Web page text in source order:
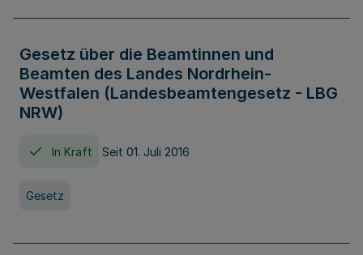
Gesetz über die Beamtinnen und
Beamten des Landes Nordrhein-
Westfalen (Landesbeamtengesetz - LBG
NRW)
In Kraft Seit 01. Juli 2016
Gesetz